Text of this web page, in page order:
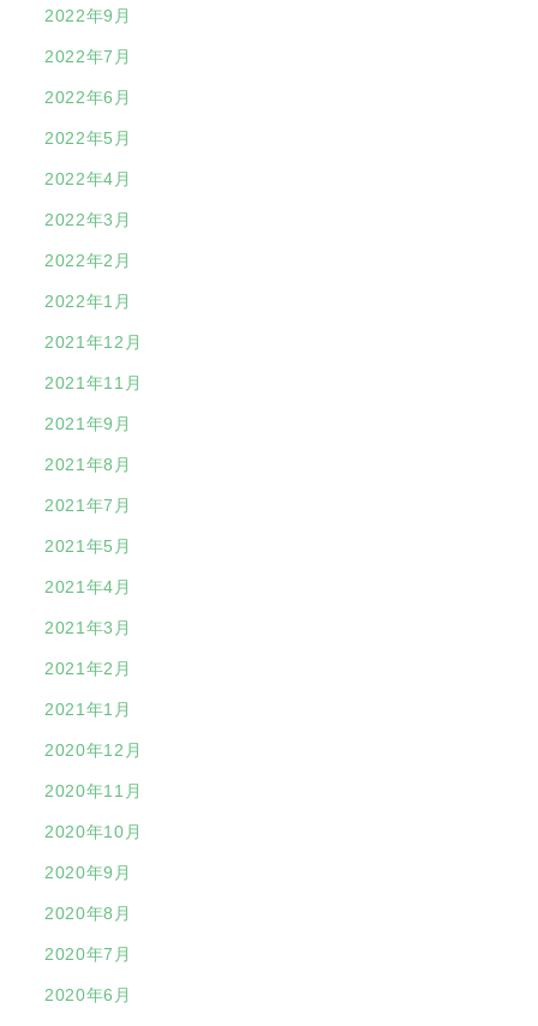
2022年9月
2022年7月
2022年6月
2022年5月
2022年4月
2022年3月
2022年2月
2022年1月
2021年12月
2021年11月
2021年9月
2021年8月
2021年7月
2021年5月
2021年4月
2021年3月
2021年2月
2021年1月
2020年12月
2020年11月
2020年10月
2020年9月
2020年8月
2020年7月
2020年6月